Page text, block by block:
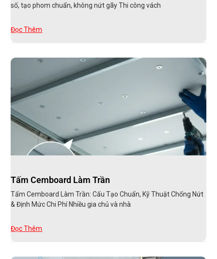
số, tạo phom chuẩn, không nứt gãy Thi công vách
Đọc Thêm
Tấm Cemboard Làm Trần
Tấm Cemboard Làm Trần: Cấu Tạo Chuẩn, Kỹ Thuật Chống Nứt
& Định Mức Chi Phí Nhiều gia chủ và nhà
Đọc Thêm